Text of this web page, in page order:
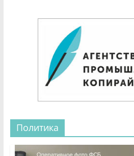
Политика